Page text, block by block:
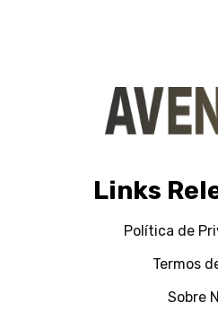
Links
Política de
Termos
Sobre